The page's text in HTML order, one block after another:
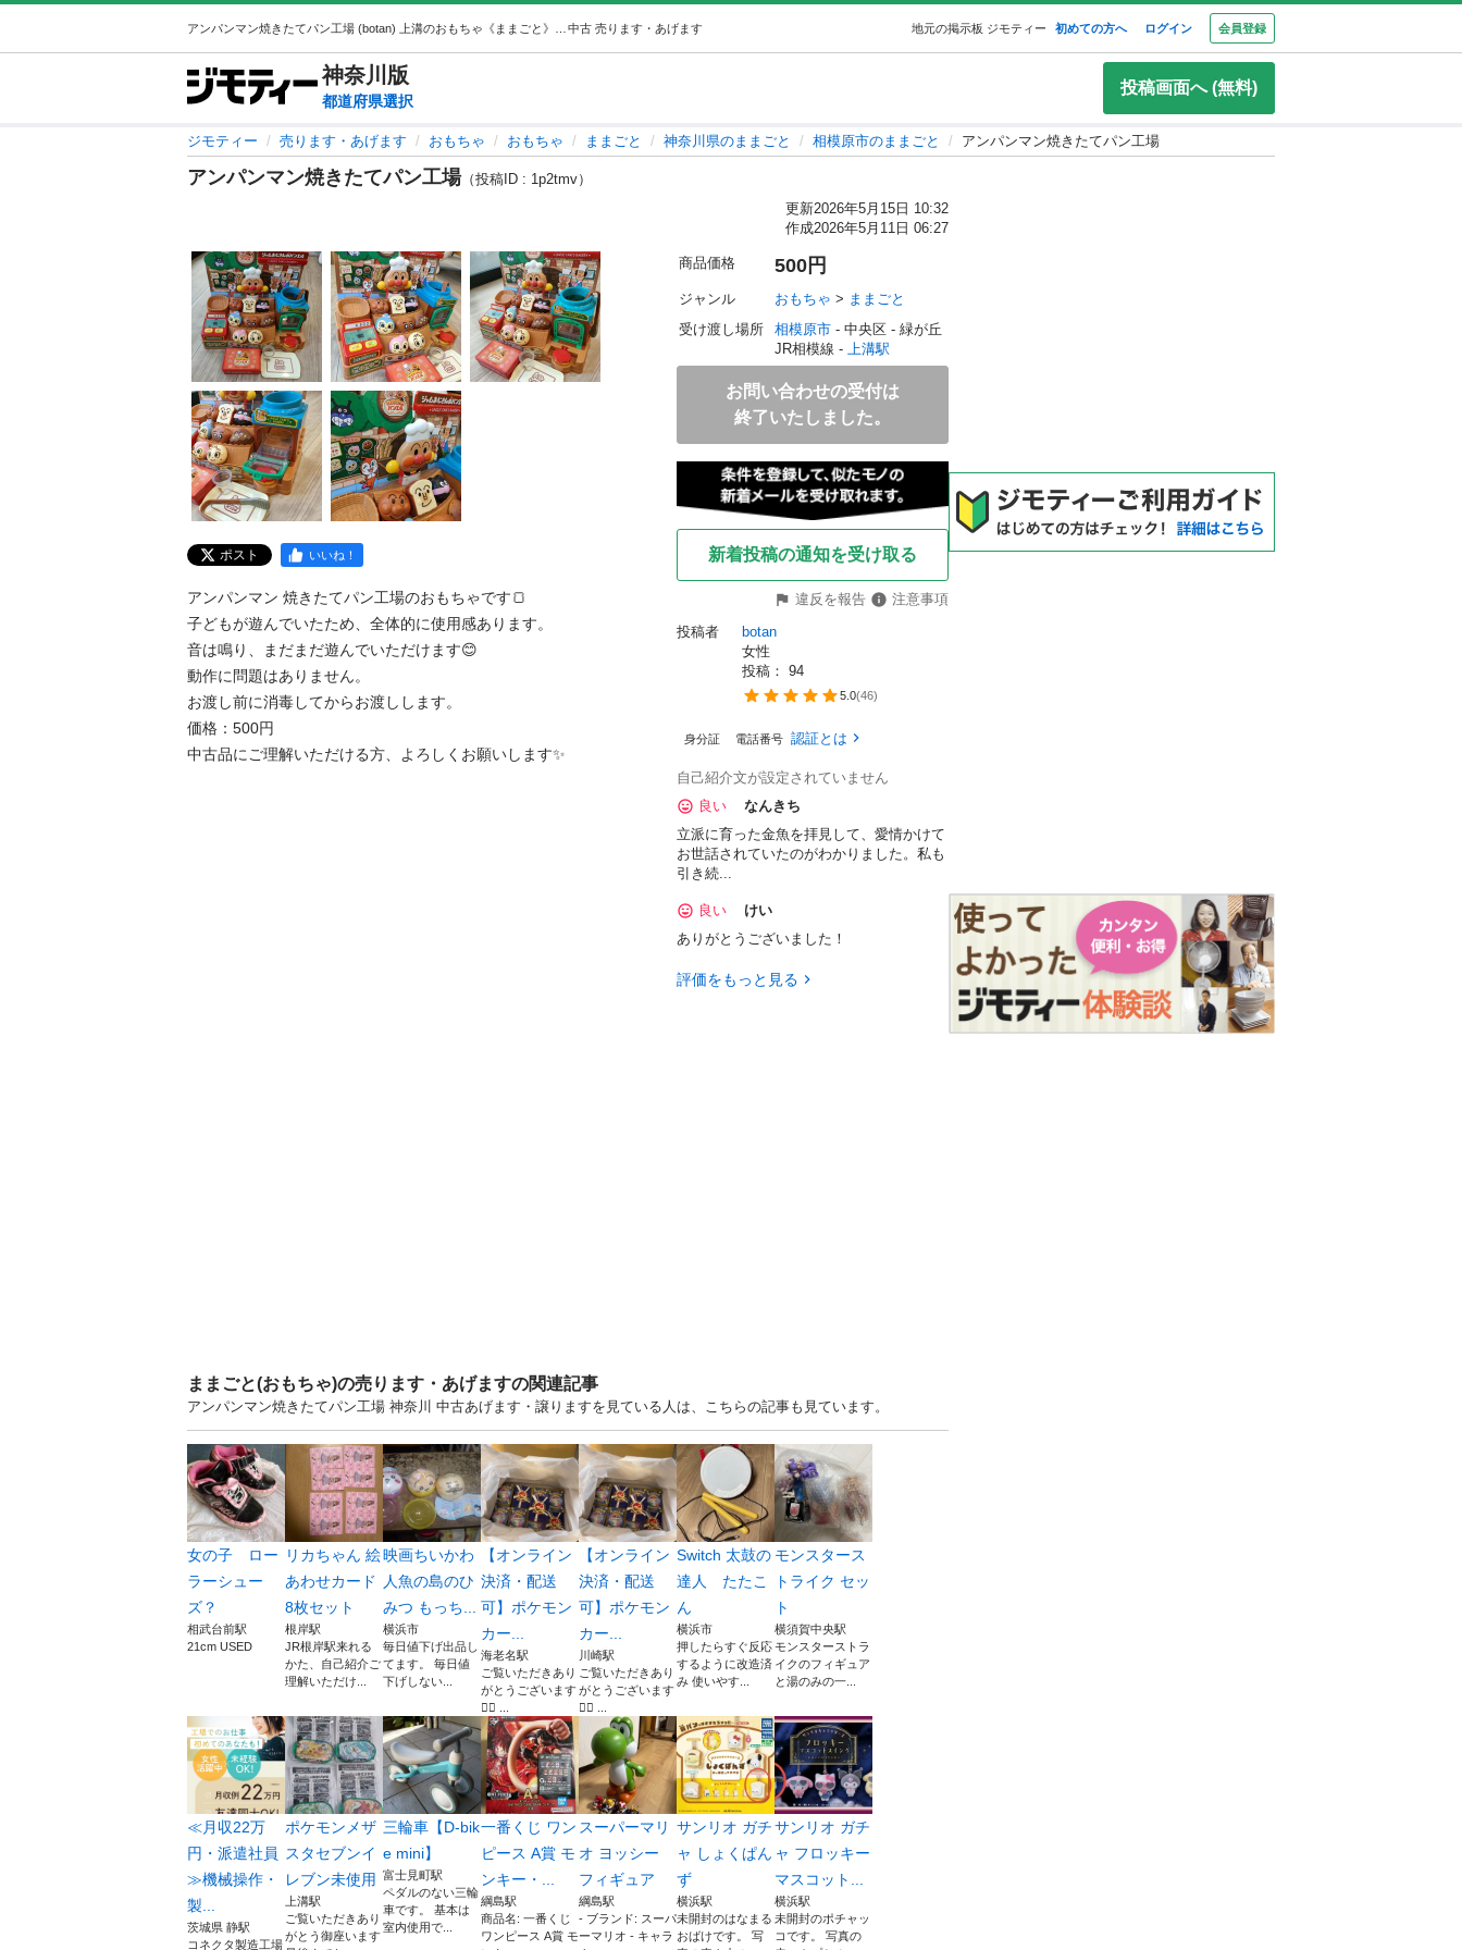
中古 売ります・あげます 地元の掲示板 ジモティー 初めての方へ ログイン 会員登録
神奈川 版
都道府県選択
投稿画面へ (無料)
ジモティー 売ります・あげます おもちゃ おもちゃ ままごと 神奈川県のままごと 相模原市のままごと アンパンマン焼きたてパン工場
アンパンマン焼きたてパン工場（投稿ID : 1p2tmv）
更新2026年5月15日 10:32
作成2026年5月11日 06:27
ポスト いいね！
アンパンマン 焼きたてパン工場のおもちゃです🍞
子どもが遊んでいたため、全体的に使用感あります。
音は鳴り、まだまだ遊んでいただけます😊
動作に問題はありません。
お渡し前に消毒してからお渡しします。
価格：500円
中古品にご理解いただける方、よろしくお願いします✨
商品価格 500円
ジャンル おもちゃ > ままごと
受け渡し場所
相模原市 - 中央区 - 緑が丘
JR相模線 - 上溝駅
お問い合わせの受付は
終了いたしました。
新着投稿の通知を受け取る
違反を報告
注意事項
投稿者
botan
女性
投稿： 94
5.0(46)
身分証 電話番号 認証とは
自己紹介文が設定されていません
良い
なんきち
立派に育った金魚を拝見して、愛情かけて
お世話されていたのがわかりました。私も
引き続...
良い
けい
ありがとうございました！
評価をもっと見る
ままごと(おもちゃ)の売ります・あげますの関連記事
アンパンマン焼きたてパン工場 神奈川 中古あげます・譲りますを見ている人は、こちらの記事も見ています。
女の子 ロー
ラーシュー
ズ？
相武台前駅
21cm USED
リカちゃん 絵
あわせカード
8枚セット
根岸駅
JR根岸駅来れる
かた、自己紹介ご
理解いただけ...
映画ちいかわ
人魚の島のひ
みつ もっち...
横浜市
毎日値下げ出品し
てます。 毎日値
下げしない...
【オンライン
決済・配送
可】ポケモン
カー...
海老名駅
ご覧いただきあり
がとうございます
🙇‍♀️ ...
【オンライン
決済・配送
可】ポケモン
カー...
川崎駅
ご覧いただきあり
がとうございます
🙇‍♀️ ...
Switch 太鼓の
達人 たたこ
ん
横浜市
押したらすぐ反応
するように改造済
み 使いやす...
モンスタース
トライク セッ
ト
横須賀中央駅
モンスターストラ
イクのフィギュア
と湯のみの一...
≪月収22万
円・派遣社員
≫機械操作・
製...
茨城県 静駅
コネクタ製造工場
ポケモンメザ
スタセブンイ
レブン未使用
上溝駅
ご覧いただきあり
がとう御座います
三輪車【D-bik
e mini】
富士見町駅
ペダルのない三輪
車です。 基本は
室内使用で...
一番くじ ワン
ピース A賞 モ
ンキー・...
綱島駅
商品名: 一番くじ
ワンピース A賞 モ
スーパーマリ
オ ヨッシー
フィギュア
綱島駅
- ブランド: スーパ
ーマリオ - キャラ
サンリオ ガチ
ャ しょくぱん
ず
横浜駅
未開封のはなまる
おばけです。 写
サンリオ ガチ
ャ フロッキー
マスコット...
横浜駅
未開封のポチャッ
コです。 写真の